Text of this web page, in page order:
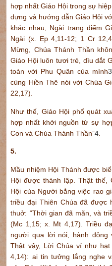
hợp nhất Giáo Hội trong sự
dựng và hướng dẫn Giáo Hội
khác nhau, Ngài trang điểm
Ngài (x. Ep 4,11-12; 1 Cr
Mừng, Chúa Thánh Thần
Giáo Hội luôn tươi trẻ, dìu dắt
toàn với Phu Quân của mình3
cùng Hiền Thê nói với Chúa
22,17).
Như thế, Giáo Hội phổ quát
hợp nhất khởi nguồn từ sự
Con và Chúa Thánh Thần”4
5.
Mầu nhiệm Hội Thánh được
Hội được thành lập. Thật thế,
Hội của Người bằng việc rao
triều đại Thiên Chúa đã được
thuở: “Thời gian đã mãn, và
(Mc 1,15; x. Mt 4,17). Triều
người qua lời nói, hành động
Thật vậy, Lời Chúa ví như
4,14): ai tin tưởng lắng nghe